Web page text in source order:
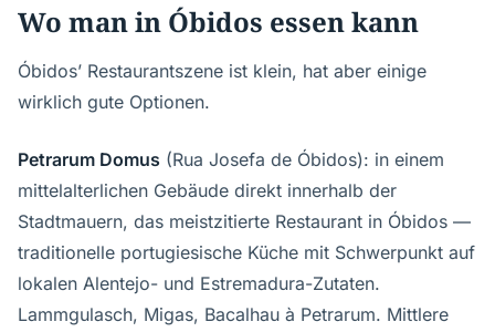
Wo man in Óbidos essen kann
Óbidos’ Restaurantszene ist klein, hat aber einige
wirklich gute Optionen.
Petrarum Domus (Rua Josefa de Óbidos): in einem
mittelalterlichen Gebäude direkt innerhalb der
Stadtmauern, das meistzitierte Restaurant in Óbidos —
traditionelle portugiesische Küche mit Schwerpunkt auf
lokalen Alentejo- und Estremadura-Zutaten.
Lammgulasch, Migas, Bacalhau à Petrarum. Mittlere